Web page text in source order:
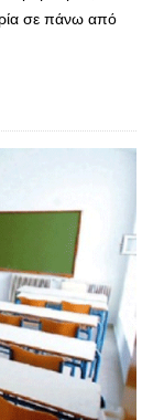
σε πάνω από